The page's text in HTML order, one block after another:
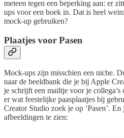
meteen tegen een beperking aan: er
ups voor een boek in. Dat is heel
mock-up gebruiken?
Plaatjes voor Pasen
Mock-ups zijn misschien een niche.
naar de beeldbank die je bij Apple
je schrijft een mailtje voor je collega’s
er wat feestelijke paasplaatjes bij
Creator Studio zoek je op ‘Pasen’.
afbeeldingen te zien: